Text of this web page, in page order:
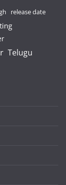
release date
Telugu